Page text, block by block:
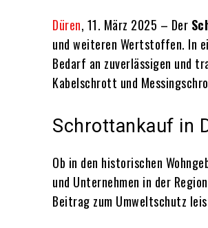
Düren, 11. März 2025 – Der
und weiteren Wertstoffen. In
Bedarf an zuverlässigen und
Kabelschrott und
Schrottankauf in
Ob in den historischen
und Unternehmen in der
Beitrag zum Umweltschutz